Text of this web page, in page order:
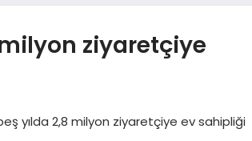
ziyaretçiye
yılda 2,8 milyon ziyaretçiye ev sahipliği